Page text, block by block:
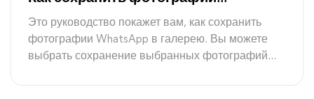
WhatsApp в галерею на
Android/iPhone
Это руководство покажет вам, как сохранить
фотографии WhatsApp в галерею. Вы можете
выбрать сохранение выбранных фотографий